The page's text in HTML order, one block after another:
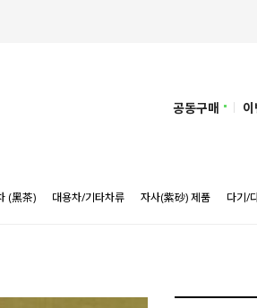
공동구매
(黑茶) 대용차/기타차류 자사(紫砂) 제품 다기/